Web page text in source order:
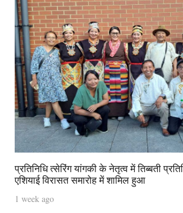
प्रतिनिधि त्सेरिंग यांगकी के नेतृत्व में तिब्बती
एशियाई विरासत समारोह में शामिल हुआ
1 week ago